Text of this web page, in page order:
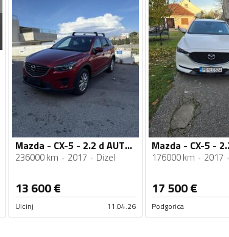
Mazda - CX-5 - 2.2 d AUTOMATIK
236000 km 2017 Dizel
13 600€
Ulcinj 11.04.26
176000 km 2017
17 500€
Podgorica